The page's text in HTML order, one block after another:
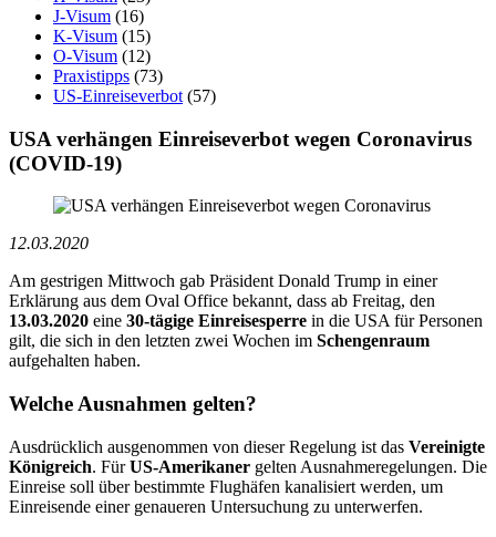
J-Visum (16)
K-Visum (15)
O-Visum (12)
Praxistipps (73)
US-Einreiseverbot (57)
USA verhängen Einreiseverbot wegen Coronavirus
(COVID-19)
12.03.2020
Am gestrigen Mittwoch gab Präsident Donald Trump in einer
Erklärung aus dem Oval Office bekannt, dass ab Freitag, den
13.03.2020 eine 30-tägige Einreisesperre in die USA für Personen
gilt, die sich in den letzten zwei Wochen im Schengenraum
aufgehalten haben.
Welche Ausnahmen gelten?
Ausdrücklich ausgenommen von dieser Regelung ist das Vereinigte
Königreich. FürUS-Amerikaner gelten Ausnahmeregelungen. Die
Einreise soll über bestimmte Flughäfen kanalisiert werden, um
Einreisende einer genaueren Untersuchung zu unterwerfen.